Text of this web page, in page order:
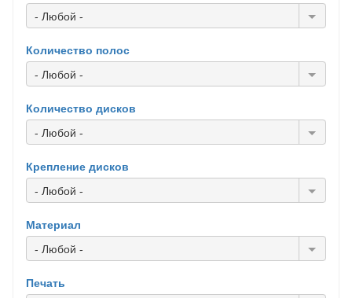
- Любой -
Количество полос
- Любой -
Количество дисков
- Любой -
Крепление дисков
- Любой -
Материал
- Любой -
Печать